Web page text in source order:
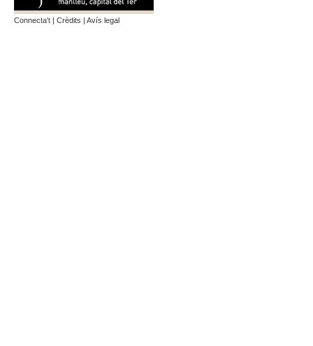
Connecta't | Crèdits | Avís legal